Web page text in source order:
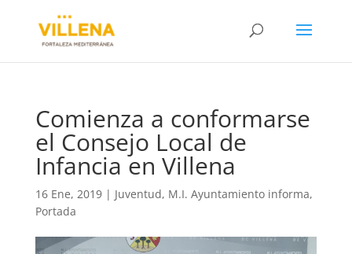
Comienza a conformarse
el Consejo Local de
Infancia en Villena
16 Ene, 2019| Juventud, M.I. Ayuntamiento informa,
Portada